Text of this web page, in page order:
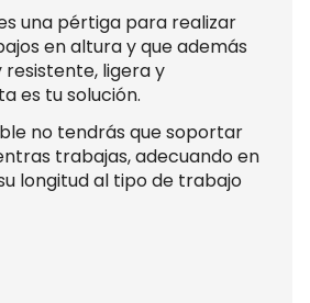
una pértiga para realizar
en altura y que además
ligera y
es tu solución.
no tendrás que soportar
trabajas, adecuando en
longitud al tipo de trabajo